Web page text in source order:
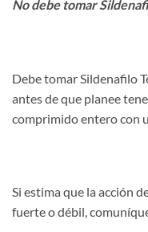
No debe tomar
Debe tomar Sildenafilo
antes de que planee
comprimido entero con
Si estima que la acción
fuerte o débil,